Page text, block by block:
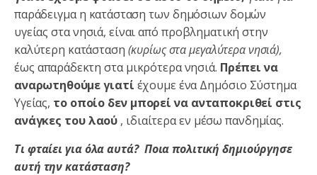
παράδειγμα η κατάσταση των δημόσιων δομών
υγείας στα νησιά, είναι από προβληματική στην
καλύτερη κατάσταση (κυρίως στα μεγαλύτερα νησιά),
έως απαράδεκτη στα μικρότερα νησιά. Πρέπει να
αναρωτηθούμε γιατί έχουμε ένα Δημόσιο Σύστημα
Υγείας, το οποίο δεν μπορεί να ανταποκριθεί στις
ανάγκες του λαού , ιδιαίτερα εν μέσω πανδημίας.
Τι φταίει για όλα αυτά? Ποια πολιτική δημιούργησε
αυτή την κατάσταση?